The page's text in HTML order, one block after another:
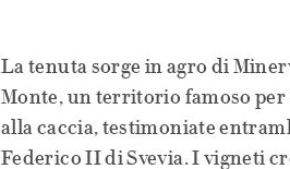
La tenuta sorge in agro di
Monte, un territorio famoso per
alla caccia, testimoniate
Federico II di Svevia. I vigneti